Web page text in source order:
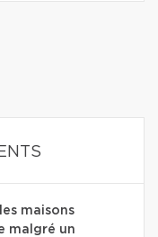
maisons
malgré un